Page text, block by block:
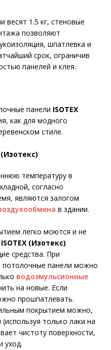
весят 1.5 кг, стеновые
позволяют
шпатлевка и
срок, ограничив
панелей и клея.
панели ISOTEX
как для модного
стиле.
(Изотекс)
температуру в
согласно
являются залогом
в здании.
легко моются и не
ISOTEX (Изотекс)
средства. При
потолочные панели можно
водоэмульсионные
на новые. Если
прошпатлевать.
покрытием можно,
только лаки на
чистоту поверхности,
уход.